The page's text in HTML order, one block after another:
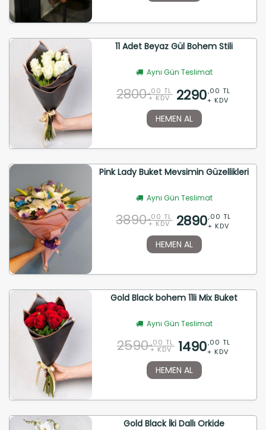
11 Adet Beyaz Gül Bohem Stili
Aynı Gün Teslimat
2800 ,00 TL
+ KDV 2290,00 TL
+ KDV
HEMEN AL
Pink Lady Buket Mevsimin Güzellikleri
Aynı Gün Teslimat
3890 ,00 TL
+ KDV 2890,00 TL
+ KDV
HEMEN AL
Gold Black bohem 11li Mix Buket
Aynı Gün Teslimat
2590 ,00 TL
+ KDV 1490,00 TL
+ KDV
HEMEN AL
Gold Black İki Dallı Orkide